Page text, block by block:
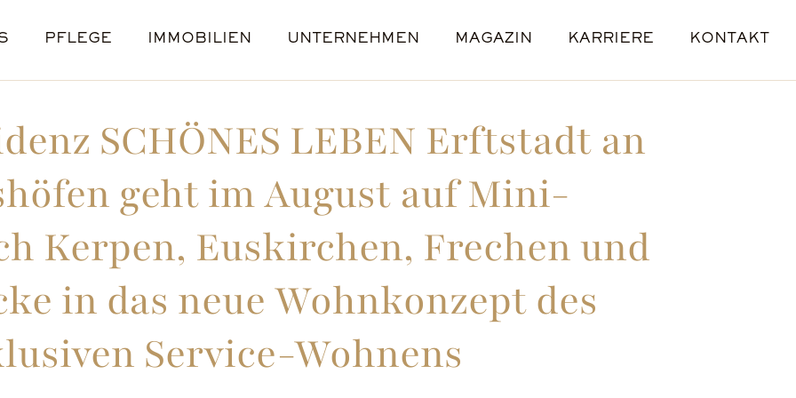
PFLEGE IMMOBILIEN UNTERNEHMEN MAGAZIN KARRIERE KONTAKT
SCHÖNES LEBEN Erftstadt an
geht im August auf Mini-
Kerpen, Euskirchen, Frechen und
in das neue Wohnkonzept des
Service-Wohnens